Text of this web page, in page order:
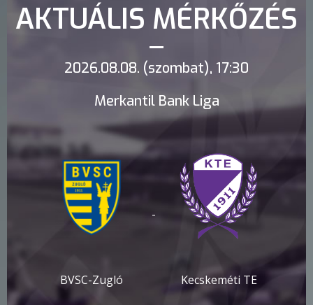
AKTUÁLIS MÉRKŐZÉS
2026.08.08. (szombat), 17:30
Merkantil Bank Liga
BVSC-Zugló
-
Kecskeméti TE